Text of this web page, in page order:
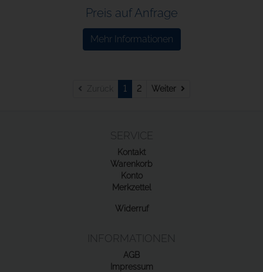
Preis auf Anfrage
Mehr Informationen
Zurück 1 2 Weiter
SERVICE
Kontakt
Warenkorb
Konto
Merkzettel
Widerruf
INFORMATIONEN
AGB
Impressum